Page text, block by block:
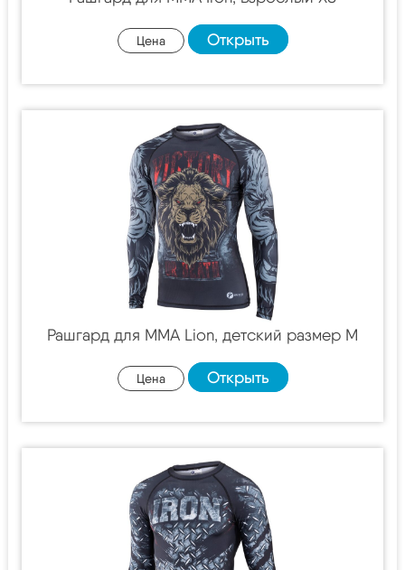
Цена Открыть
Рашгард для MMA Lion, детский размер M
Цена Открыть